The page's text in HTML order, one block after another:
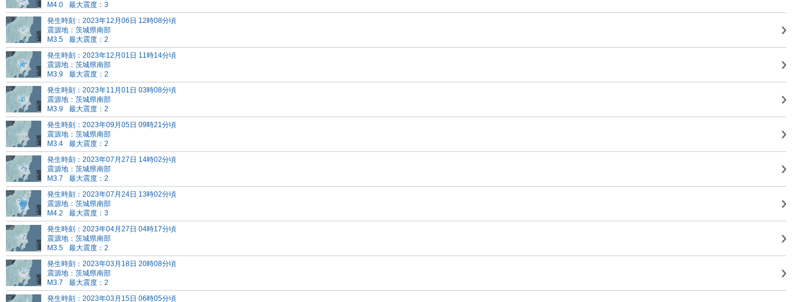
M4.0
最大震度：3
発生時刻：2023年12月06日 12時08分頃
震源地：茨城県南部
M3.5
最大震度：2
発生時刻：2023年12月01日 11時14分頃
震源地：茨城県南部
M3.9
最大震度：2
発生時刻：2023年11月01日 03時08分頃
震源地：茨城県南部
M3.9
最大震度：2
発生時刻：2023年09月05日 09時21分頃
震源地：茨城県南部
M3.4
最大震度：2
発生時刻：2023年07月27日 14時02分頃
震源地：茨城県南部
M3.7
最大震度：2
発生時刻：2023年07月24日 13時02分頃
震源地：茨城県南部
M4.2
最大震度：3
発生時刻：2023年04月27日 04時17分頃
震源地：茨城県南部
M3.5
最大震度：2
発生時刻：2023年03月18日 20時08分頃
震源地：茨城県南部
M3.7
最大震度：2
発生時刻：2023年03月15日 06時05分頃